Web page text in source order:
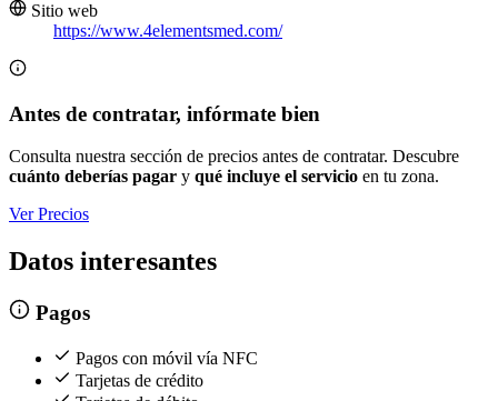
Sitio web
https://www.4elementsmed.com/
Antes de contratar, infórmate bien
Consulta nuestra sección de precios antes de contratar. Descubre
cuánto deberías pagar y qué incluye el servicio en tu zona.
Ver Precios
Datos interesantes
Pagos
Pagos con móvil vía NFC
Tarjetas de crédito